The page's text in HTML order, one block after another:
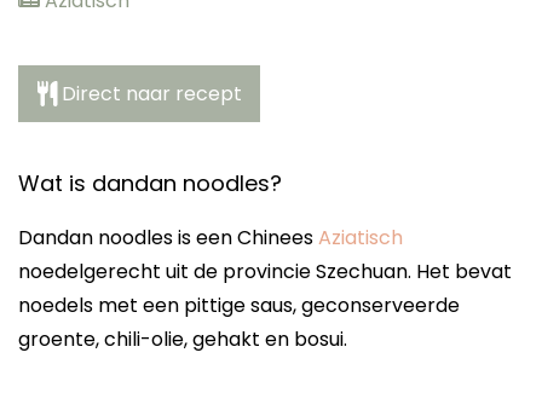
Direct naar recept
Wat is dandan noodles?
Dandan noodles is een ChineesAziatisch
noedelgerecht uit de provincie Szechuan. Het bevat
noedels met een pittige saus, geconserveerde
groente, chili-olie, gehakt en bosui.